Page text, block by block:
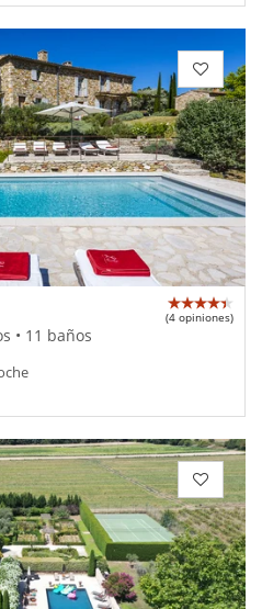
(4 opiniones)
• 11 baños